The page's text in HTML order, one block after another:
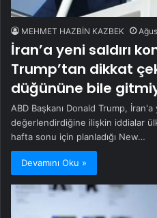
MEHMET HAZBİN KAZBEK
İran’a yeni saldırı
Trump’tan dikkat
düğününe bile
ABD Başkanı Donald Trump, İran'a
değerlendirdiğine ilişkin iddialar
hafta sonu için planladığı New…
Devamını Oku »